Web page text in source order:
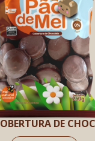
DE